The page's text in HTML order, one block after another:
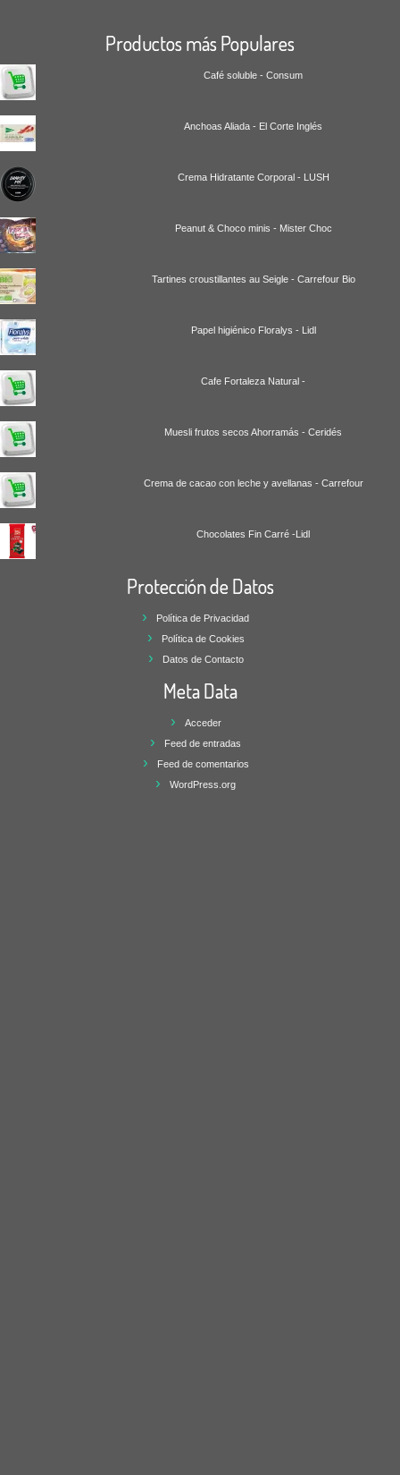
Productos más Populares
Café soluble - Consum
Anchoas Aliada - El Corte Inglés
Crema Hidratante Corporal - LUSH
Peanut & Choco minis - Mister Choc
Tartines croustillantes au Seigle - Carrefour Bio
Papel higiénico Floralys - Lidl
Cafe Fortaleza Natural -
Muesli frutos secos Ahorramás - Ceridés
Crema de cacao con leche y avellanas - Carrefour
Chocolates Fin Carré -Lidl
Protección de Datos
Política de Privacidad
Política de Cookies
Datos de Contacto
Meta Data
Acceder
Feed de entradas
Feed de comentarios
WordPress.org